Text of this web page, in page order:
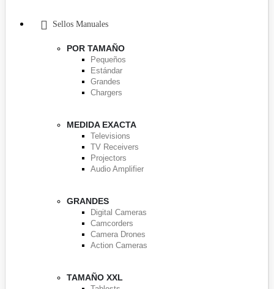
Sellos Manuales
POR TAMAÑO
Pequeños
Estándar
Grandes
Chargers
MEDIDA EXACTA
Televisions
TV Receivers
Projectors
Audio Amplifier
GRANDES
Digital Cameras
Camcorders
Camera Drones
Action Cameras
TAMAÑO XXL